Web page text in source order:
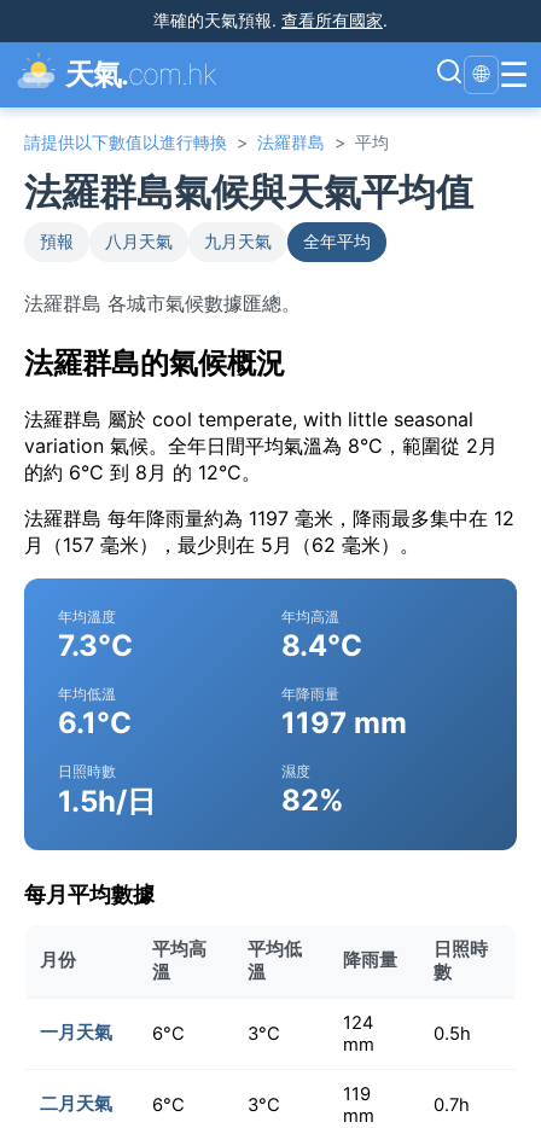
準確的天氣預報. 查看所有國家.
天氣.com.hk 🌐 ☰
請提供以下數值以進行轉換 > 法羅群島 > 平均
法羅群島氣候與天氣平均值
預報 八月天氣 九月天氣 全年平均
法羅群島 各城市氣候數據匯總。
法羅群島的氣候概況
法羅群島 屬於 cool temperate, with little seasonal
variation 氣候。全年日間平均氣溫為 8°C，範圍從 2月
的約 6°C 到 8月 的 12°C。
法羅群島 每年降雨量約為 1197 毫米，降雨最多集中在 12
月（157 毫米），最少則在 5月（62 毫米）。
年均溫度
7.3°C
年均高溫
8.4°C
年均低溫
6.1°C
年降雨量
1197 mm
日照時數
1.5h/日
濕度
82%
每月平均數據
月份
平均高
溫
平均低
溫
降雨量
日照時
數
一月天氣 6°C 3°C
124
mm
0.5h
二月天氣 6°C 3°C
119
mm
0.7h